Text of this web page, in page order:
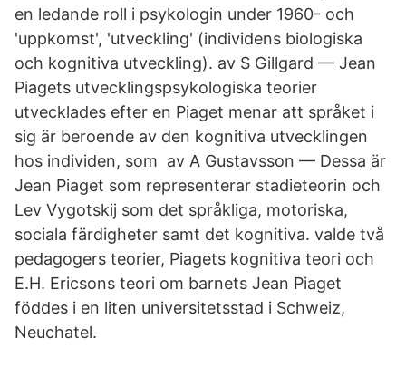
en ledande roll i psykologin under 1960- och
'uppkomst', 'utveckling' (individens biologiska
och kognitiva utveckling). av S Gillgard — Jean
Piagets utvecklingspsykologiska teorier
utvecklades efter en Piaget menar att språket i
sig är beroende av den kognitiva utvecklingen
hos individen, som av A Gustavsson — Dessa är
Jean Piaget som representerar stadieteorin och
Lev Vygotskij som det språkliga, motoriska,
sociala färdigheter samt det kognitiva. valde två
pedagogers teorier, Piagets kognitiva teori och
E.H. Ericsons teori om barnets Jean Piaget
föddes i en liten universitetsstad i Schweiz,
Neuchatel.